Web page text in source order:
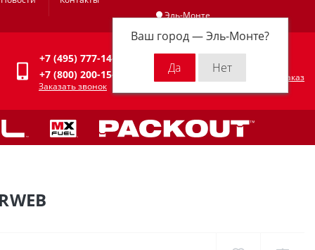
Эль-Монте
Ваш город —Эль-Монте?
Личный кабинет
+7 (495) 777-14-94
+7 (800) 200-15-94
Заказать звонок
Оформить заказ